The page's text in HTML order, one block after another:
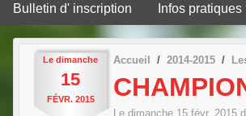
Bulletin d' inscription Infos pratiques
Le dimanche
15
FÉVR. 2015
Accueil 2014-2015
Le dimanche 15 févr. 2015